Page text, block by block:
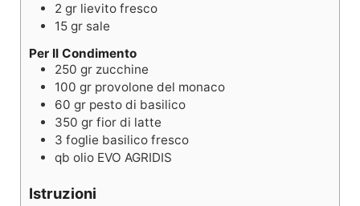
2 gr lievito fresco
15 gr sale
Per Il Condimento
250 gr zucchine
100 gr provolone del monaco
60 gr pesto di basilico
350 gr fior di latte
3 foglie basilico fresco
qb olio EVO AGRIDIS
Istruzioni